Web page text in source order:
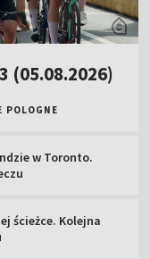
(05.08.2026)
POLOGNE
w Toronto.
ścieżce. Kolejna